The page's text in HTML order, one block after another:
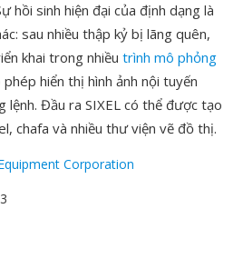
hồi sinh hiện đại của định dạng là
sau nhiều thập kỷ bị lãng quên,
khai trong nhiều trình mô phỏng
hiển thị hình ảnh nội tuyến
lệnh. Đầu ra SIXEL có thể được tạo
chafa và nhiều thư viện vẽ đồ thị.
Corporation